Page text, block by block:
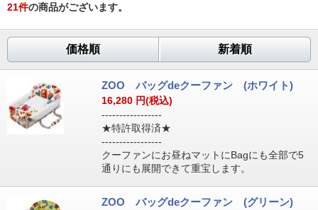
21件の商品がございます。
価格順 新着順
ZOO バッグdeクーファン (ホワイト)
16,280 円(税込)
-----------------
★特許取得済★
-----------------
クーファンにお昼ねマットにBagにも全部で5
通りにも展開できて重宝します。
ZOO バッグdeクーファン (グリーン)